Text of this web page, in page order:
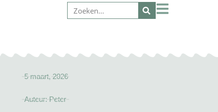
5 maart, 2026
Auteur: Peter